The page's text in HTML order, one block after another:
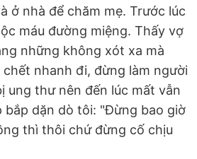
ở nhà để chăm mẹ. Trước lúc
máu đường miệng. Thấy vợ
những không xót xa mà
nhanh đi, đừng làm người
ung thư nên đến lúc mất vẫn
bắp dặn dò tôi: "Đừng bao giờ
thì thôi chứ đừng cố chịu